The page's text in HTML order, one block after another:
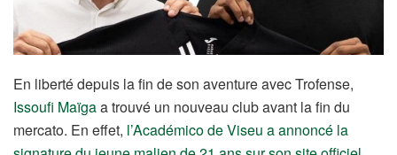
En liberté depuis la fin de son aventure avec Trofense,
Issoufi Maïgaa trouvé un nouveau club avant la fin du
mercato. En effet, l’Académico de Viseu a annoncé la